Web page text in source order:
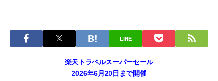
LINE
楽天トラベルスーパーセール
2026年6月20日まで開催